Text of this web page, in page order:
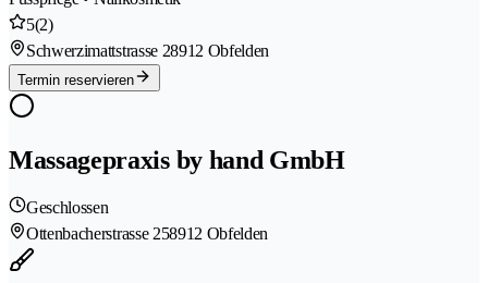
5(2)
Schwerzimattstrasse 28912 Obfelden
Termin reservieren
Massagepraxis by hand GmbH
Geschlossen
Ottenbacherstrasse 258912 Obfelden